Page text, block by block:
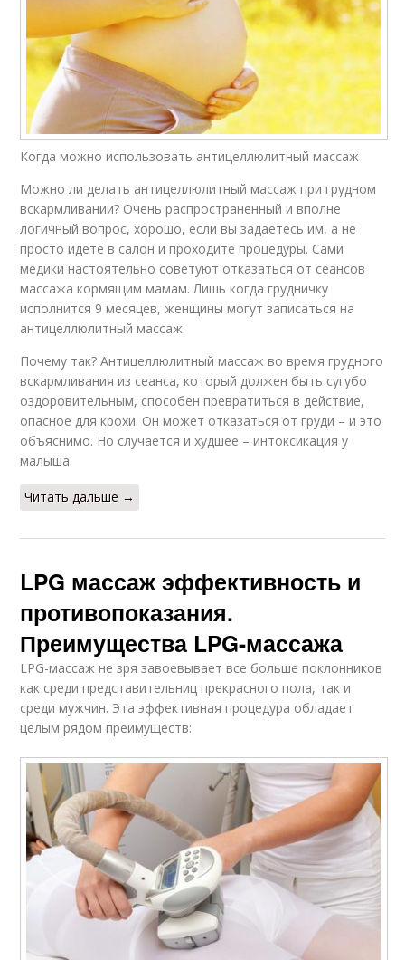
Когда можно использовать антицеллюлитный массаж
Можно ли делать антицеллюлитный массаж при грудном
вскармливании? Очень распространенный и вполне
логичный вопрос, хорошо, если вы задаетесь им, а не
просто идете в салон и проходите процедуры. Сами
медики настоятельно советуют отказаться от сеансов
массажа кормящим мамам. Лишь когда грудничку
исполнится 9 месяцев, женщины могут записаться на
антицеллюлитный массаж.
Почему так? Антицеллюлитный массаж во время грудного
вскармливания из сеанса, который должен быть сугубо
оздоровительным, способен превратиться в действие,
опасное для крохи. Он может отказаться от груди – и это
объяснимо. Но случается и худшее – интоксикация у
малыша.
Читать дальше →
LPG массаж эффективность и
противопоказания.
Преимущества LPG-массажа
LPG-массаж не зря завоевывает все больше поклонников
как среди представительниц прекрасного пола, так и
среди мужчин. Эта эффективная процедура обладает
целым рядом преимуществ: